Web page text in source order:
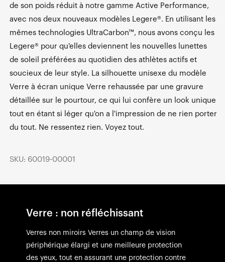
de son poids réduit à notre gamme Active Performance,
avec nos deux nouveaux modèles Legere®. En utilisant les
mêmes technologies UltraCarbon™, nous avons conçu les
Legere® pour qu'elles deviennent les nouvelles lunettes
de soleil préférées au quotidien des athlètes actifs et
soucieux de leur style. La silhouette unisexe du modèle
Verre à écran unique Verre rehaussée par une gravure
détaillée sur le pourtour, ce qui lui confère un look unique
tout en étant si léger qu'on a l'impression de ne rien porter
du tout. Ne ressentez rien. Voyez tout.
SKU: 60019-00001
Verre : non réfléchissant
Verres non miroirs Verres un champ de vision
périphérique élargi et une meilleure protection
des yeux, tout en assurant une protection contre